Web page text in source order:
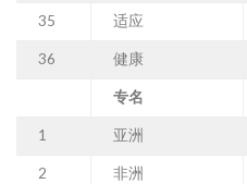
35 适应
36 健康
专名
1 亚洲
2 非洲